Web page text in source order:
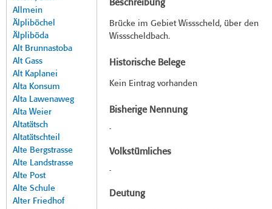
Allmein
Älpliböchel
Älpliböda
Alt Brunnastoba
Alt Gass
Alt Kaplanei
Alta Konsum
Alta Lawenaweg
Alta Weier
Altatätsch
Altatätschteil
Alte Bergstrasse
Alte Landstrasse
Alte Post
Alte Schule
Alter Friedhof
Beschreibung
Brücke im Gebiet Wissscheld, über den
Wissscheldbach.
Historische Belege
Kein Eintrag vorhanden
Bisherige Nennung
-
Volkstümliches
-
Deutung